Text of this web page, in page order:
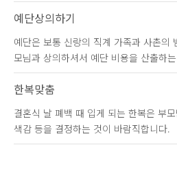
예단상의하기
예단은 보통 신랑의 직계 가족과 사촌의
모님과 상의하셔서 예단 비용을 산출하
한복맞춤
결혼식 날 폐백 때 입게 되는 한복은 부
색감 등을 결정하는 것이 바람직합니다.